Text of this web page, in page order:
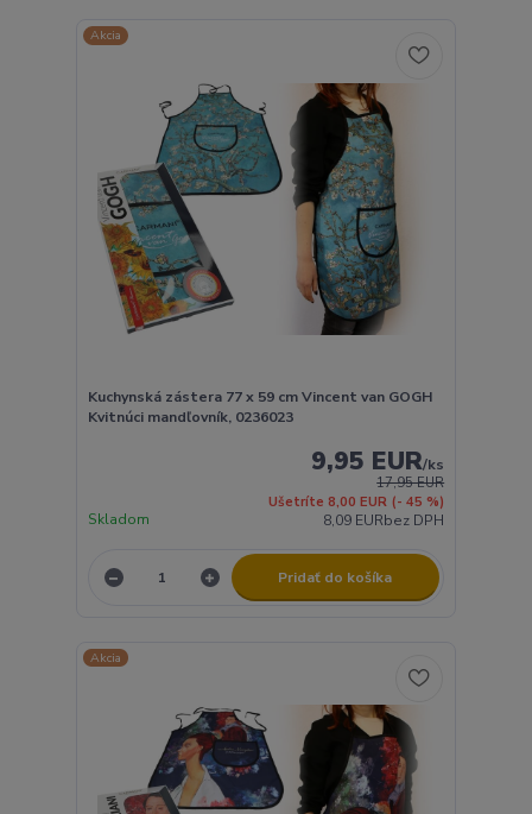
Akcia
Kuchynská zástera 77 x 59 cm Vincent van GOGH
Kvitnúci mandľovník, 0236023
17,95 EUR
Ušetríte 8,00 EUR (- 45 %)
9,95 EUR/ks
8,09 EURbez DPH
Skladom
Pridať do košíka
Akcia